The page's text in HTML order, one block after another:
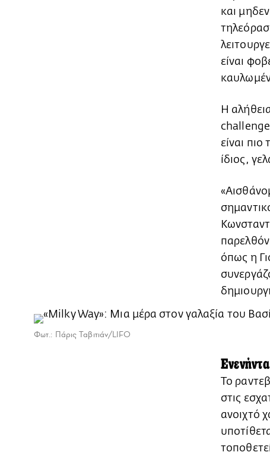
και
είναι
Η
challenge
είναι
ίδιος,
όπως η
Φωτ.: Πάρις Ταβιτιάν/LIFO
Το
στις
ανοιχτό